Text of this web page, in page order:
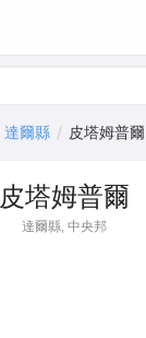
達爾縣 皮塔姆普爾
皮塔姆普爾
達爾縣, 中央邦